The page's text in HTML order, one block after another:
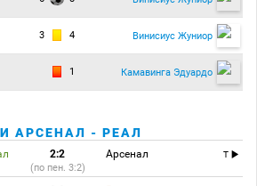
3 4 Винисиус Жуниор
1 Камавинга Эдуардо
АРСЕНАЛ - РЕАЛ
2:2 Арсенал T
(по пен. 3:2)